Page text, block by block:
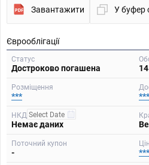
Завантажити У буфер
Єврооблігації
Статус
Достроково погашена
Розміщення
*** ***
НКД
Немає даних
Поточний купон
- ***